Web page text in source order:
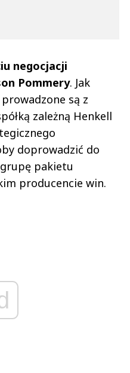
negocjacji
Pommery. Jak
są z
zależną Henkell
doprowadzić do
pakietu
producencie win.